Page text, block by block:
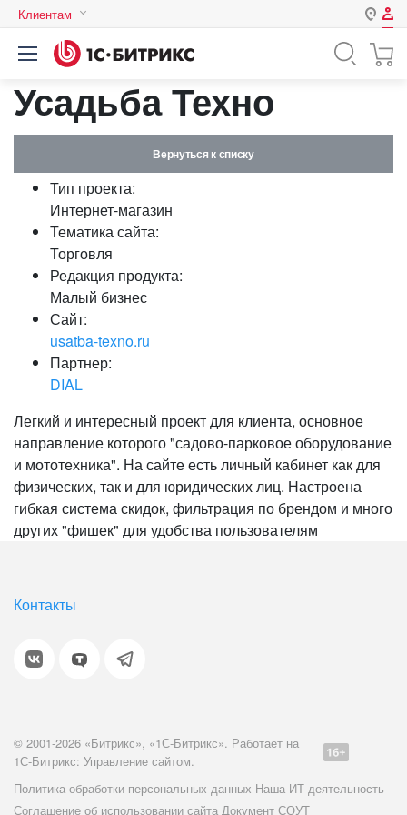
Клиентам
Авторизация
Нет аккаунта?
Логин
Пароль
Забыли свой пароль?
Усадьба Техно
Вернуться к списку
Тип проекта:
Интернет-магазин
Тематика сайта:
Торговля
Редакция продукта:
Малый бизнес
Сайт:
usatba-texno.ru
Партнер:
DIAL
Легкий и интересный проект для клиента, основное
направление которого "садово-парковое оборудование
и мототехника". На сайте есть личный кабинет как для
физических, так и для юридических лиц. Настроена
гибкая система скидок, фильтрация по брендом и много
других "фишек" для удобства пользователям
Контакты
© 2001-2026 «Битрикс», «1С-Битрикс». Работает на
1С-Битрикс: Управление сайтом.
Политика обработки персональных данных Наша ИТ-деятельность
Соглашение об использовании сайта Документ СОУТ